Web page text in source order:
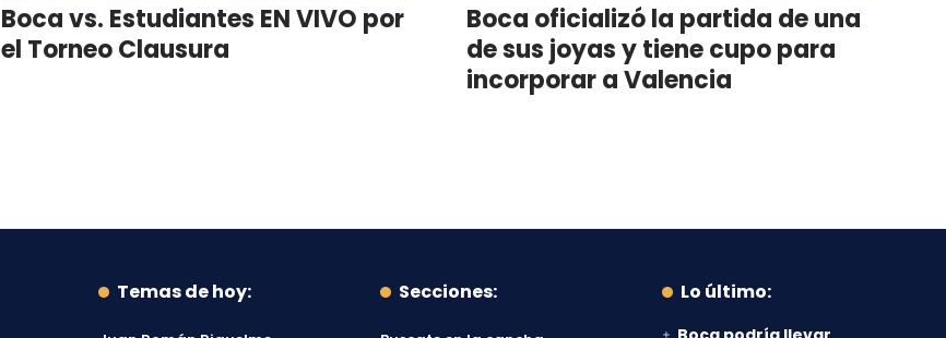
Boca vs. Estudiantes EN VIVO por
el Torneo Clausura
Boca oficializó la partida de una
de sus joyas y tiene cupo para
incorporar a Valencia
Temas de hoy: Secciones: Lo último: